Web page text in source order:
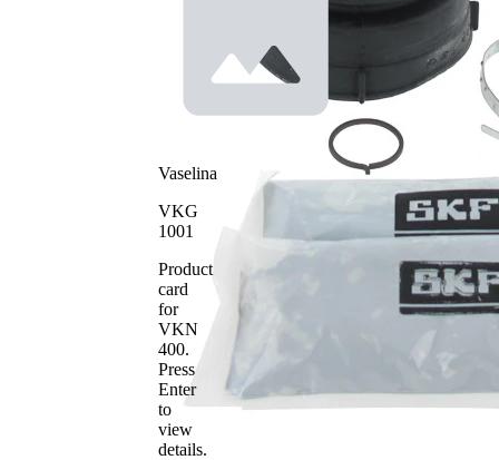
Vaselina
VKG
1001
Product
card
for
VKN
400.
Press
Enter
to
view
details.